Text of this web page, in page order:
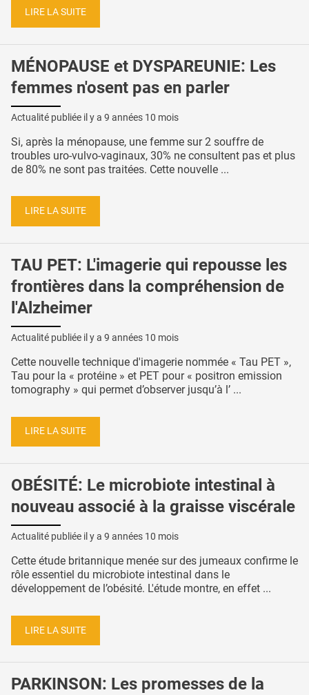
LIRE LA SUITE
MÉNOPAUSE et DYSPAREUNIE: Les
femmes n'osent pas en parler
Actualité publiée il y a 9 années 10 mois
Si, après la ménopause, une femme sur 2 souffre de
troubles uro-vulvo-vaginaux, 30% ne consultent pas et plus
de 80% ne sont pas traitées. Cette nouvelle ...
LIRE LA SUITE
TAU PET: L'imagerie qui repousse les
frontières dans la compréhension de
l'Alzheimer
Actualité publiée il y a 9 années 10 mois
Cette nouvelle technique d'imagerie nommée « Tau PET »,
Tau pour la « protéine » et PET pour « positron emission
tomography » qui permet d’observer jusqu’à l’ ...
LIRE LA SUITE
OBÉSITÉ: Le microbiote intestinal à
nouveau associé à la graisse viscérale
Actualité publiée il y a 9 années 10 mois
Cette étude britannique menée sur des jumeaux confirme le
rôle essentiel du microbiote intestinal dans le
développement de l’obésité. L'étude montre, en effet ...
LIRE LA SUITE
PARKINSON: Les promesses de la